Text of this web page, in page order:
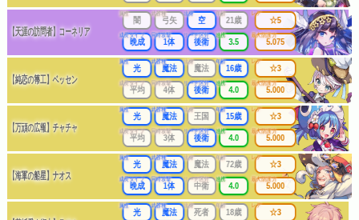
【天涯の訪問者】コーネリア
属性
闇
武器種
弓矢
出身
空
年齢
21歳
成長タイプ
晩成
同時攻撃
1体
リーチ区分
後衛
連携
3.5
レア
☆5
最大防護力
5.075
【純恋の箒工】ベッセン
属性
光
武器種
魔法
出身
魔法
年齢
16歳
成長タイプ
平均
同時攻撃
4体
リーチ区分
後衛
連携
4.0
レア
☆3
最大防護力
5.000
【万頑の広報】チャチャ
属性
光
武器種
魔法
出身
王国
年齢
15歳
成長タイプ
平均
同時攻撃
3体
リーチ区分
後衛
連携
4.0
レア
☆3
最大防護力
5.000
【海軍の船星】ナオス
属性
光
武器種
魔法
出身
魔法
年齢
72歳
成長タイプ
晩成
同時攻撃
1体
リーチ区分
中衛
連携
4.0
レア
☆3
最大防護力
5.000
属性
光
武器種
魔法
出身
死者
年齢
18歳
レア
☆3